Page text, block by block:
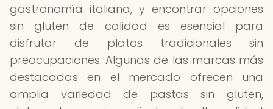
gastronomía italiana, y encontrar opciones
sin gluten de calidad es esencial para
disfrutar de platos tradicionales sin
preocupaciones. Algunas de las marcas más
destacadas en el mercado ofrecen una
amplia variedad de pastas sin gluten,